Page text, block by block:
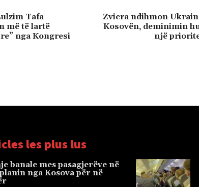
Tafa
më të lartë
nga Kongresi
Zvicra ndihmon
Kosovën, deminimin
një
les plus lus
banale mes pasagjerëve në
nga Kosova për në